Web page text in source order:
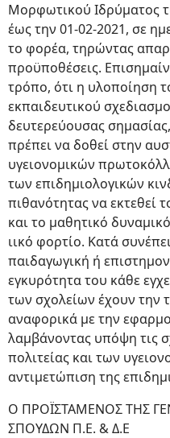
Μορφωτικού Ιδρύματος
έως την 01-02-2021, σε
το φορέα, τηρώντας
προϋποθέσεις.
τρόπο, ότι η υλοποίηση
εκπαιδευτικού
δευτερεύουσας
πρέπει να δοθεί στην
υγειονομικών
των επιδημιολογικών
πιθανότητας να εκτεθεί
και το μαθητικό
ιικό φορτίο. Κατά
παιδαγωγική ή
εγκυρότητα του κάθε
των σχολείων έχουν την
αναφορικά με την
λαμβάνοντας υπόψη τις
πολιτείας και των
αντιμετώπιση της
Ο ΠΡΟΪΣΤΑΜΕΝΟΣ ΤΗΣ
ΣΠΟΥΔΩΝ Π.Ε. & Δ.Ε